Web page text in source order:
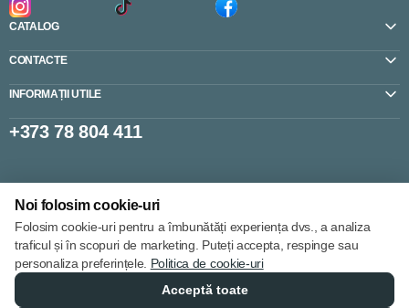
CATALOG
CONTACTE
INFORMAȚII UTILE
+373 78 804 411
Setări cookie-uri
Politica de cookie-uri
Noi folosim cookie-uri
Folosim cookie-uri pentru a îmbunătăți experiența dvs., a analiza
traficul și în scopuri de marketing. Puteți accepta, respinge sau
personaliza preferințele. Politica de cookie-uri
Acceptă toate